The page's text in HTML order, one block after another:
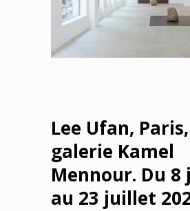
Lee Ufan, Paris,
galerie Kamel
Mennour. Du 8
au 23 juillet